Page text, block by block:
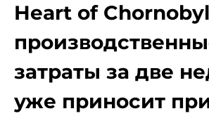
Heart of
затраты за две
уже приносит